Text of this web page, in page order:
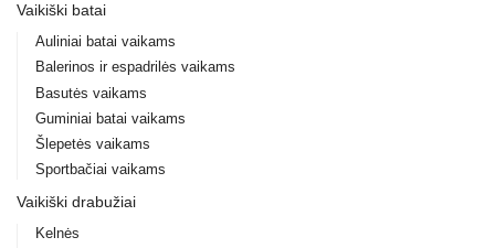
Vaikiški batai
Auliniai batai vaikams
Balerinos ir espadrilės vaikams
Basutės vaikams
Guminiai batai vaikams
Šlepetės vaikams
Sportbačiai vaikams
Vaikiški drabužiai
Kelnės